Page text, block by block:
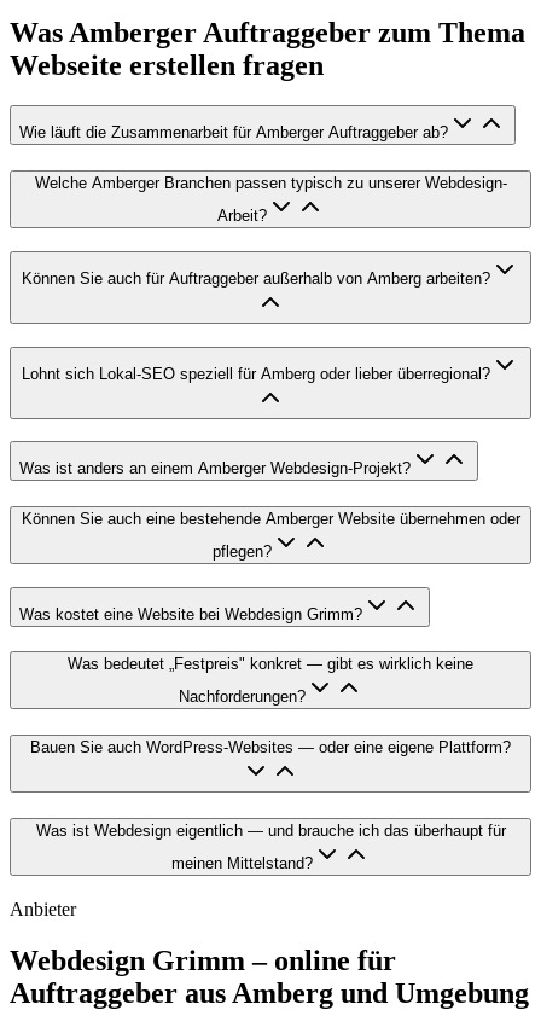
Was Amberger Auftraggeber zum Thema
Webseite erstellen fragen
Wie läuft die Zusammenarbeit für Amberger Auftraggeber ab?
Welche Amberger Branchen passen typisch zu unserer Webdesign-
Arbeit?
Können Sie auch für Auftraggeber außerhalb von Amberg arbeiten?
Lohnt sich Lokal-SEO speziell für Amberg oder lieber überregional?
Was ist anders an einem Amberger Webdesign-Projekt?
Können Sie auch eine bestehende Amberger Website übernehmen oder
pflegen?
Was kostet eine Website bei Webdesign Grimm?
Was bedeutet „Festpreis" konkret — gibt es wirklich keine
Nachforderungen?
Bauen Sie auch WordPress-Websites — oder eine eigene Plattform?
Was ist Webdesign eigentlich — und brauche ich das überhaupt für
meinen Mittelstand?
Anbieter
Webdesign Grimm – online für
Auftraggeber aus Amberg und Umgebung